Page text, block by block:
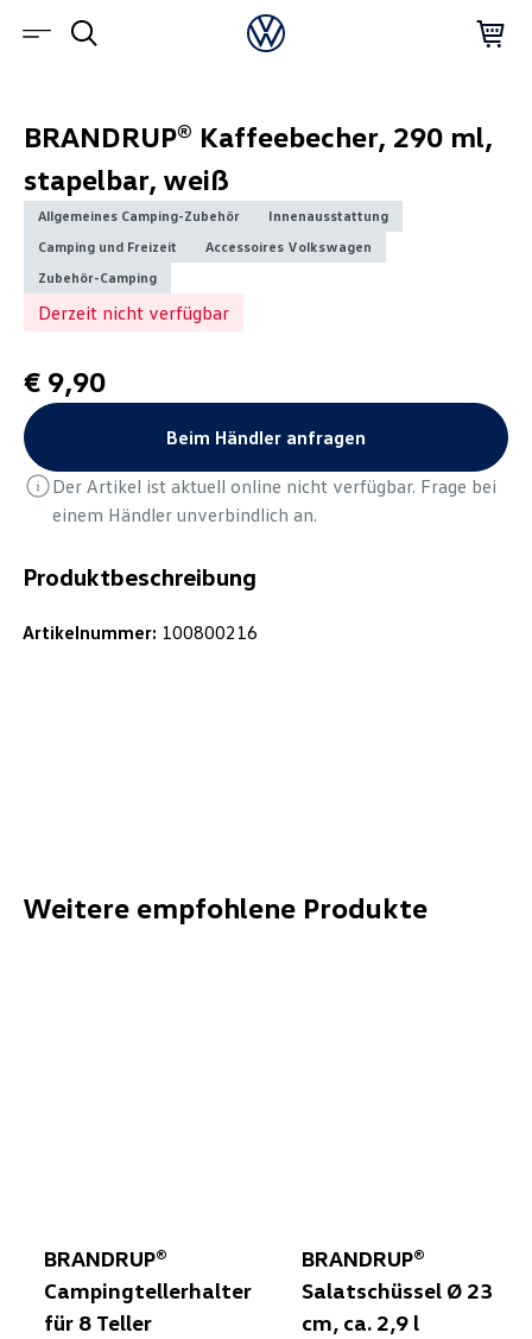
Produktbeschreibung
Artikelnummer: 100800216
BRANDRUP® Kaffeebecher, 290 ml,
stapelbar, weiß
Allgemeines Camping-Zubehör
Innenausstattung
Camping und Freizeit
Accessoires Volkswagen
Zubehör-Camping
Derzeit nicht verfügbar
€ 9,90
Beim Händler anfragen
Der Artikel ist aktuell online nicht verfügbar. Frage bei
einem Händler unverbindlich an.
Weitere empfohlene Produkte
BRANDRUP®
Campingtellerhalter
für 8 Teller
BRANDRUP®
Salatschüssel Ø 23
cm, ca. 2,9 l